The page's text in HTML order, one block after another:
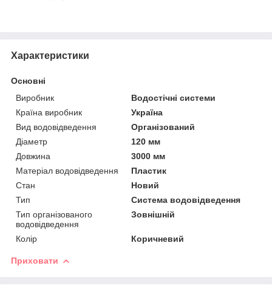
Характеристики
Основні
Виробник
Водостічні системи
Країна виробник
Україна
Вид водовідведення
Організований
Діаметр
120 мм
Довжина
3000 мм
Матеріал водовідведення
Пластик
Стан
Новий
Тип
Система водовідведення
Тип організованого
водовідведення
Зовнішній
Колір Коричневий
Приховати